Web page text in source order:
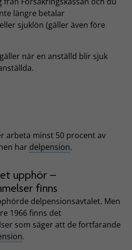
längre betalar
sjuklön (gäller även före
när en anställd blir sjuk
arbeta minst 50 procent av
har delpension.
upphör –
finns
delpensionsavtalet. Men
1966 finns det
som säger att de fortfarande
.